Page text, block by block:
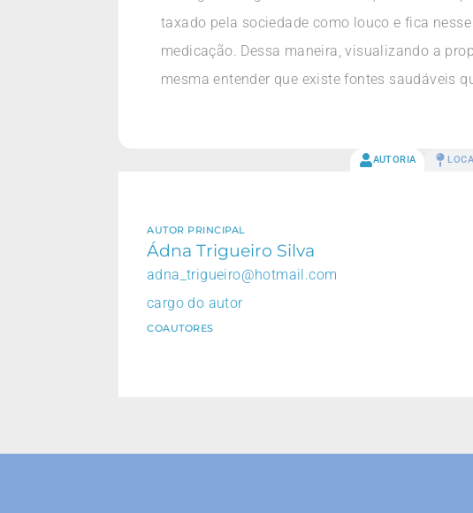
taxado pela sociedade como louco e fica
medicação. Dessa maneira, visualizando a
mesma entender que existe fontes saudáveis
AUTORIA
AUTOR PRINCIPAL
Ádna Trigueiro Silva
adna_trigueiro@hotmail.com
cargo do autor
COAUTORES